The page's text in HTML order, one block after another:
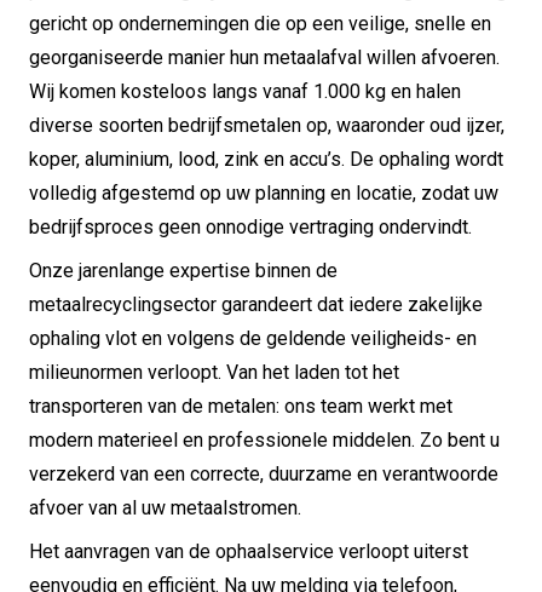
gericht op ondernemingen die op een veilige, snelle en
georganiseerde manier hun metaalafval willen afvoeren.
Wij komen kosteloos langs vanaf 1.000 kg en halen
diverse soorten bedrijfsmetalen op, waaronder oud ijzer,
koper, aluminium, lood, zink en accu’s. De ophaling wordt
volledig afgestemd op uw planning en locatie, zodat uw
bedrijfsproces geen onnodige vertraging ondervindt.
Onze jarenlange expertise binnen de
metaalrecyclingsector garandeert dat iedere zakelijke
ophaling vlot en volgens de geldende veiligheids- en
milieunormen verloopt. Van het laden tot het
transporteren van de metalen: ons team werkt met
modern materieel en professionele middelen. Zo bent u
verzekerd van een correcte, duurzame en verantwoorde
afvoer van al uw metaalstromen.
Het aanvragen van de ophaalservice verloopt uiterst
eenvoudig en efficiënt. Na uw melding via telefoon,